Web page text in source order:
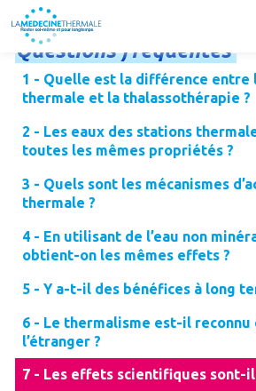
Questionsfréquentes
1 - Quelle est la différence entre
thermale et la thalassothérapie ?
2 - Les eaux des stations
toutes les mêmes propriétés ?
3 - Quels sont les mécanismes
thermale ?
4 - En utilisant de l’eau non
obtient-on les mêmes effets ?
5 - Y a-t-il des bénéfices à long
6 - Le thermalisme est-il reconnu
l’étranger ?
7 - Les effets scientifiques sont-